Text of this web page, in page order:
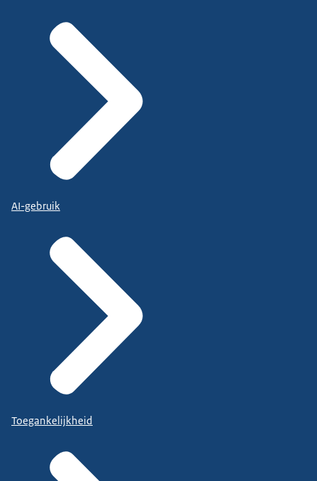
AI-gebruik
Toegankelijkheid